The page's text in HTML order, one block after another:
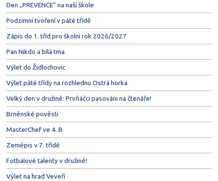
Den „PREVENCE“ na naší škole
Podzimní tvoření v páté třídě
Zápis do 1. tříd pro školní rok 2026/2027
Pan Nikdo a bílá tma
Výlet do Židlochovic
Výlet páté třídy na rozhlednu Ostrá horka
Velký den v družině: Prvňáčci pasováni na čtenáře!
Brněnské pověsti
MasterChef ve 4. B
Zeměpis v 7. třídě
Fotbalové talenty v družině!
Výlet na hrad Veveří